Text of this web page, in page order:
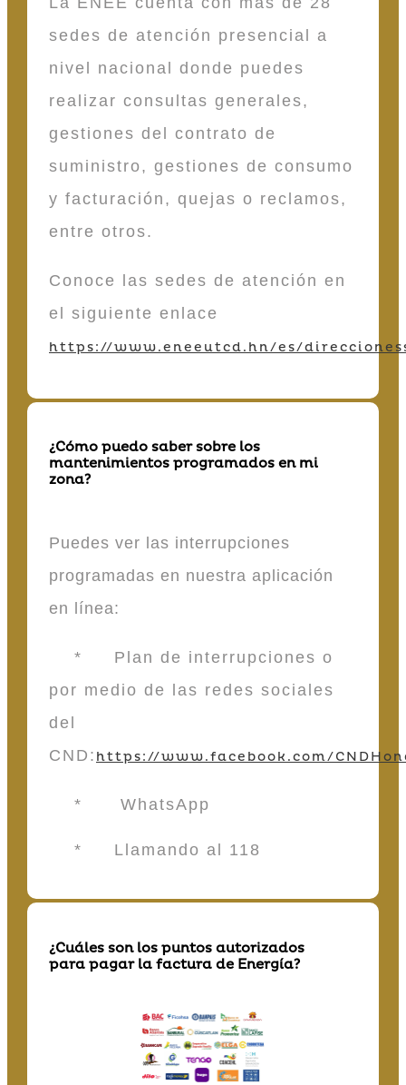
sedes de atención presencial a
nivel nacional donde puedes
realizar consultas generales,
gestiones del contrato de
suministro, gestiones de consumo
y facturación, quejas o reclamos,
entre otros.
Conoce las sedes de atención en
el siguiente enlace
https://www.eneeutcd.hn/es/
¿Cómo puedo saber sobre los
mantenimientos programados en mi
zona?
Puedes ver las interrupciones
programadas en nuestra aplicación
en línea:
* Plan de interrupciones o
por medio de las redes sociales
del
CND: https://www.facebook.com/
* WhatsApp
* Llamando al 118
¿Cuáles son los puntos autorizados
para pagar la factura de Energía?